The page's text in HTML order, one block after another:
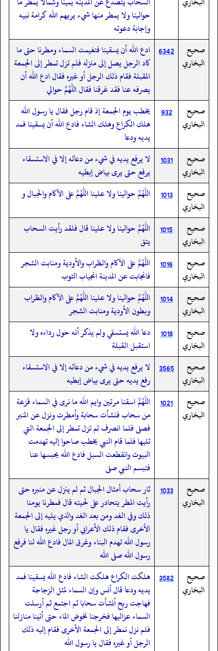
حوالينا ولا يمطر منها شيء يريهم الله كرامة نبيه
وإجابة دعوته
صحيح
البخاري
6342 ادع الله أن يسقينا فتغيمت السماء ومطرنا حتى ما
كاد الرجل يصل إلى منزله فلم تزل تمطر إلى الجمعة
المقبلة فقام ذلك الرجل أو غيره فقال ادع الله أن
يصرفه عنا فقد غرقنا فقال اللهم حوالي
صحيح
البخاري
932
يخطب يوم الجمعة إذ قام رجل فقال يا رسول الله
هلك الكراع وهلك الشاء فادع الله أن يسقينا فمد
يديه ودعا
صحيح
البخاري
1031
لا يرفع يديه في شيء من دعائه إلا في الاستسقاء
يرفع حتى يرى بياض إبطيه
صحيح
البخاري
1013 اللهم حوالينا ولا علينا اللهم على الآكام والجبال و
صحيح
البخاري
1015
اللهم حوالينا ولا علينا قال فلقد رأيت السحاب
يتق
صحيح
البخاري
1016
اللهم على الآكام والظراب والأودية ومنابت الشجر
فانجابت عن المدينة انجياب الثوب
صحيح
البخاري
1014
اللهم حوالينا ولا علينا اللهم على الآكام والظراب
وبطون الأودية ومنابت الشجر
صحيح
البخاري
1018
دعا الله يستسقي ولم يذكر أنه حول رداءه ولا
استقبل القبلة
صحيح
البخاري
3565 لا يرفع يديه في شيء من دعائه إلا في الاستسقاء
رفع يديه حتى يرى بياض إبطيه
صحيح
البخاري
1021
اللهم اسقنا مرتين وايم الله ما نرى في السماء قزعة
من سحاب فنشأت سحابة وأمطرت ونزل عن المنبر
فصلى فلما انصرف لم تزل تمطر إلى الجمعة التي
تليها فلما قام النبي يخطب صاحوا إليه تهدمت
البيوت وانقطعت السبل فادع الله يحبسها عنا
فتبسم النبي صلى
صحيح
البخاري
1033
ثار سحاب أمثال الجبال ثم لم ينزل عن منبره حتى
رأيت المطر يتحادر على لحيته قال فمطرنا يومنا
ذلك وفي الغد ومن بعد الغد والذي يليه إلى الجمعة
الأخرى فقام ذلك الأعرابي أو رجل غيره فقال يا
رسول الله تهدم البناء وغرق المال فادع الله لنا فرفع
رسول الله صلى الله
صحيح
البخاري
3582 هلكت الكراع هلكت الشاء فادع الله يسقينا فمد
يديه ودعا قال أنس وإن السماء لمثل الزجاجة
فهاجت ريح أنشأت سحابا ثم اجتمع ثم أرسلت
السماء عزاليها فخرجنا نخوض الماء حتى أتينا منازلنا
فلم نزل نمطر إلى الجمعة الأخرى فقام إليه ذلك
الرجل أو غيره فقال يا رسول الله